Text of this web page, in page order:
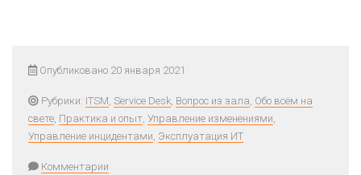
Опубликовано 20 января 2021
Рубрики: ITSM, Service Desk, Вопрос из зала, Обо всём на
свете, Практика и опыт, Управление изменениями,
Управление инцидентами, Эксплуатация ИТ
Комментарии